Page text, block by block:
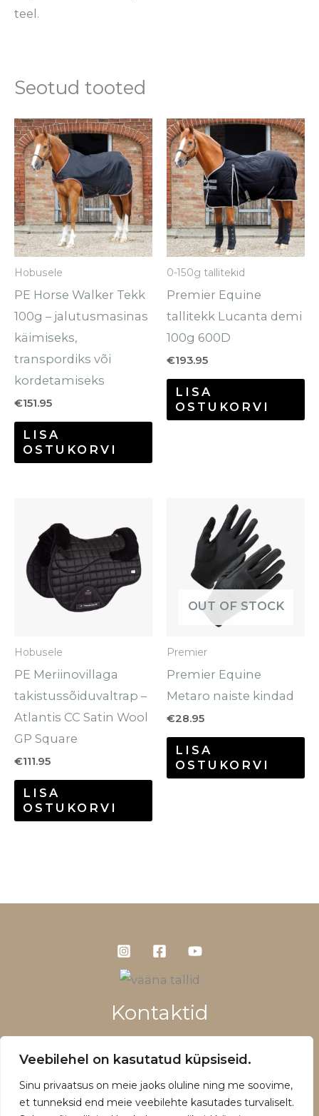
Veebilehel on kasutatud küpsiseid.
Sinu privaatsus on meie jaoks oluline ning me soovime,
et tunneksid end meie veebilehte kasutades turvaliselt.
teel.
Seotud tooted
Hobusele
PE Horse Walker Tekk
100g – jalutusmasinas
käimiseks,
transpordiks või
kordetamiseks
€151.95
LISA
OSTUKORVI
Sellel
tootel
on
mitu
varianti.
Valikuid
saab
teha
tootelehel.
0-150g tallitekid
Premier Equine
tallitekk Lucanta demi
100g 600D
€193.95
LISA
OSTUKORVI
Hobusele
PE Meriinovillaga
takistussõiduvaltrap –
Atlantis CC Satin Wool
GP Square
€111.95
LISA
OSTUKORVI
OUT OF STOCK
Premier
Premier Equine
Metaro naiste kindad
€28.95
LISA
OSTUKORVI
Kontaktid
+372 5660 1028
Müügitingimused ja privaatsuspoliitika